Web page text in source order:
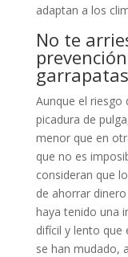
adaptan a los
No te
Aunque el
picadura de
menor que en
que no es
consideran que
de ahorrar
haya tenido una
difícil y lento que
se han mudado,